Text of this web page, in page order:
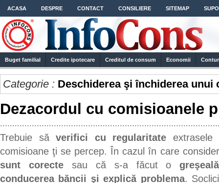
ACASA DESPRE CONTACT CONSILIERE SITEMAP
Buget familial Credite ipotecare Creditul de consum Economii
Categorie : Deschiderea şi închiderea unui
Dezacordul cu comisioanele
Trebuie săverifici cu regularitate
comisioane ţi se percep. În cazul în care
sunt corecte sau că s-a făcut o
conducerea băncii şi explică problema.